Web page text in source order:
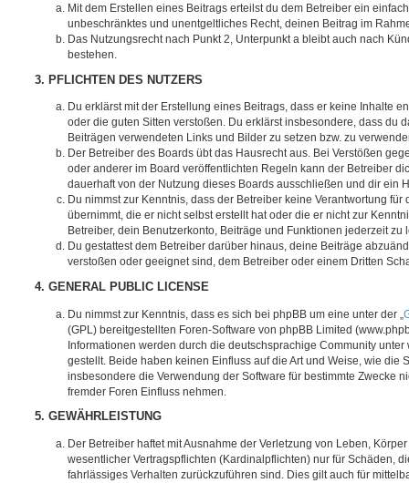
Mit dem Erstellen eines Beitrags erteilst du dem Betreiber ein
unbeschränktes und unentgeltliches Recht, deinen Beitrag im
Das Nutzungsrecht nach Punkt 2, Unterpunkt a bleibt auch nach
bestehen.
3. PFLICHTEN DES NUTZERS
Du erklärst mit der Erstellung eines Beitrags, dass er keine Inhalte
oder die guten Sitten verstoßen. Du erklärst insbesondere, dass du
Beiträgen verwendeten Links und Bilder zu setzen bzw. zu
Der Betreiber des Boards übt das Hausrecht aus. Bei Verstößen
oder anderer im Board veröffentlichten Regeln kann der Betreiber
dauerhaft von der Nutzung dieses Boards ausschließen und dir ein
Du nimmst zur Kenntnis, dass der Betreiber keine Verantwortung für
übernimmt, die er nicht selbst erstellt hat oder die er nicht zur
Betreiber, dein Benutzerkonto, Beiträge und Funktionen jederzeit zu
Du gestattest dem Betreiber darüber hinaus, deine Beiträge
verstoßen oder geeignet sind, dem Betreiber oder einem Dritten
4. GENERAL PUBLIC LICENSE
Du nimmst zur Kenntnis, dass es sich bei phpBB um eine unter der „
(GPL) bereitgestellten Foren-Software von phpBB Limited
Informationen werden durch die deutschsprachige Community unter
gestellt. Beide haben keinen Einfluss auf die Art und Weise, wie die
insbesondere die Verwendung der Software für bestimmte Zwecke
fremder Foren Einfluss nehmen.
5. GEWÄHRLEISTUNG
Der Betreiber haftet mit Ausnahme der Verletzung von Leben,
wesentlicher Vertragspflichten (Kardinalpflichten) nur für Schäden,
fahrlässiges Verhalten zurückzuführen sind. Dies gilt auch für